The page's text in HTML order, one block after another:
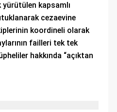
yürütülen kapsamlı
cezaevine
koordineli olarak
failleri tek tek
hakkında “açıktan